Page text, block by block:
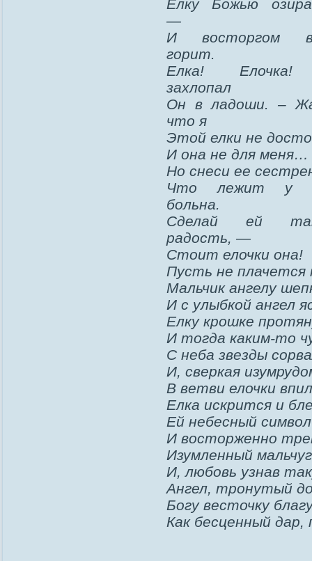
Елку Божью
—
И восторгом
горит.
Елка!
захлопал
Он в ладоши. –
что я
Этой елки не
И она не для меня…
Но снеси ее
Что лежит у
больна.
Сделай ей
радость, —
Стоит елочки она!
Пусть не плачется
Мальчик ангелу
И с улыбкой ангел
Елку крошке
И тогда каким-то
С неба звезды
И, сверкая
В ветви елочки
Елка искрится и
Ей небесный
И восторженно
Изумленный
И, любовь узнав
Ангел, тронутый
Богу весточку
Как бесценный дар,